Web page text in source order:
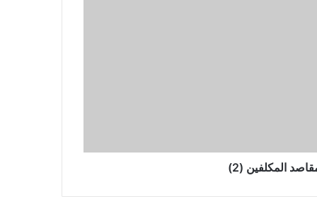
المكلفين (2)